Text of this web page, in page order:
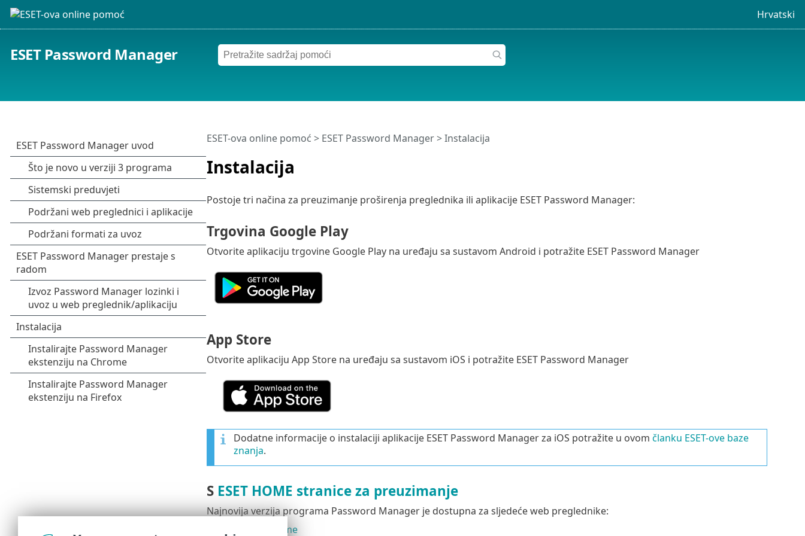
Hrvatski
ESET Password Manager
Instalacija
ESET-ova online pomoć > ESET Password Manager>Instalacija
Postoje tri načina za preuzimanje proširenja preglednika ili aplikacije ESET Password Manager:
Trgovina Google Play
Otvorite aplikaciju trgovine Google Play na uređaju sa sustavom Android i potražite ESET Password Manager
App Store
Otvorite aplikaciju App Store na uređaju sa sustavom iOS i potražite ESET Password Manager
Dodatne informacije o instalaciji aplikacije ESET Password Manager za iOS potražite u ovom članku ESET-ove baze
znanja.
S ESET HOME stranice za preuzimanje
Najnovija verzija programa Password Manager je dostupna za sljedeće web preglednike:
Google Chrome